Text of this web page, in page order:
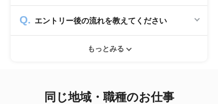
一切発生致しません。
業のみ掲載をしています。60代・70代以上の
就職実績も多数ありますので年齢に気負いせず
ぜひ紹介依頼へ進んでください。
エントリー後の流れを教えてください
ーとヒアリングのお時間を頂きます。その後希
もっとみる
同じ地域・職種のお仕事